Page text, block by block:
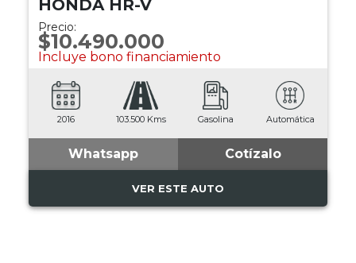
HONDA HR-V
Precio:
$10.490.000
Incluye bono financiamiento
2016 103.500 Kms Gasolina Automática
Whatsapp Cotízalo
VER ESTE AUTO